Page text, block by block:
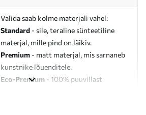
Valida saab kolme materjali vahel:
Standard - sile, teraline sünteetiline
materjal, mille pind on läikiv.
Premium - matt materjal, mis sarnaneb
kunstnike lõuenditele.
Eco-Premium - 100% puuvillast